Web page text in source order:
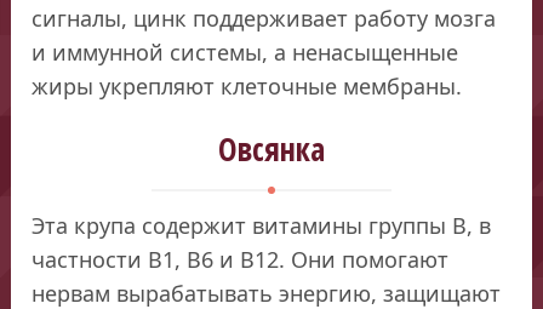
сигналы, цинк поддерживает работу мозга
и иммунной системы, а ненасыщенные
жиры укрепляют клеточные мембраны.
Овсянка
Эта крупа содержит витамины группы B, в
частности B1, B6 и B12. Они помогают
нервам вырабатывать энергию, защищают